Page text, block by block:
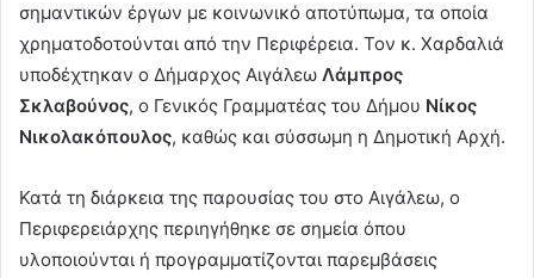
σημαντικών έργων με κοινωνικό αποτύπωμα, τα οποία
χρηματοδοτούνται από την Περιφέρεια. Τον κ. Χαρδαλιά
υποδέχτηκαν ο Δήμαρχος Αιγάλεω Λάμπρος
Σκλαβούνος, ο Γενικός Γραμματέας του Δήμου Νίκος
Νικολακόπουλος, καθώς και σύσσωμη η Δημοτική Αρχή.
Κατά τη διάρκεια της παρουσίας του στο Αιγάλεω, ο
Περιφερειάρχης περιηγήθηκε σε σημεία όπου
υλοποιούνται ή προγραμματίζονται παρεμβάσεις